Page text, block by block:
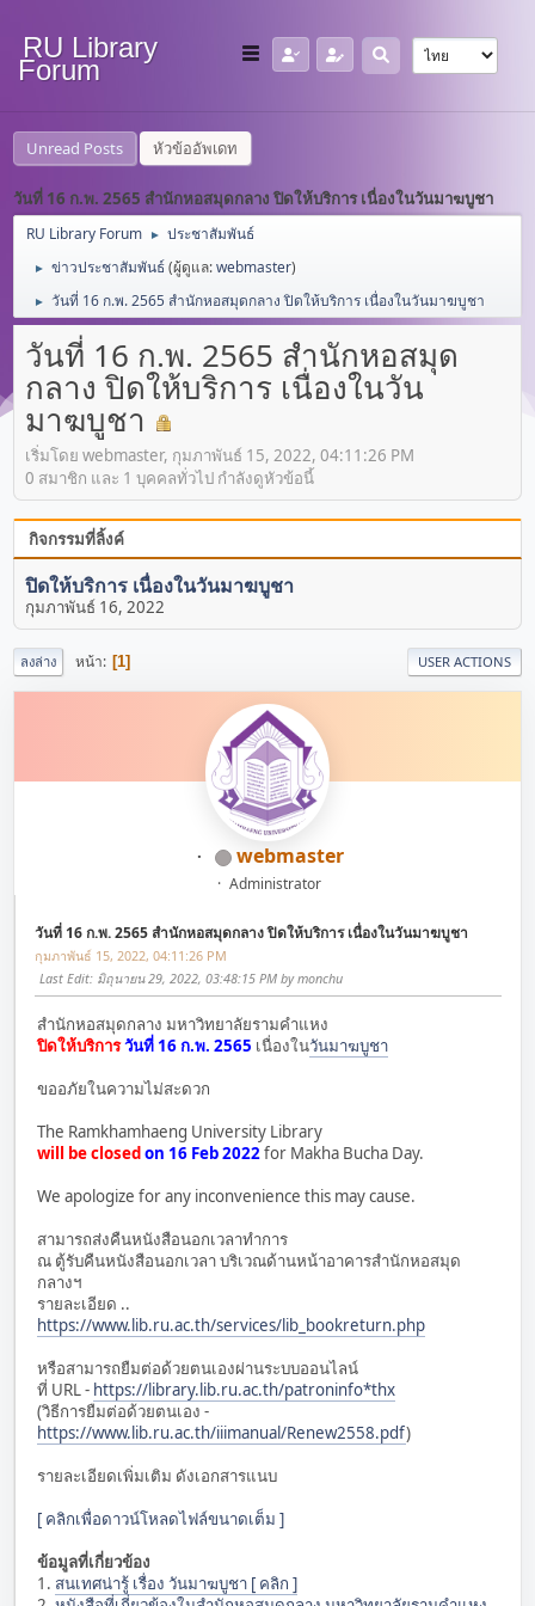
RU Library
Forum
Unread Posts หัวข้ออัพเดท
วันที่ 16 ก.พ. 2565 สำนักหอสมุดกลาง ปิดให้บริการ เนื่องในวันมาฆบูชา
RU Library Forum ► ประชาสัมพันธ์
► ข่าวประชาสัมพันธ์(ผู้ดูแล:webmaster)
► วันที่ 16 ก.พ. 2565 สำนักหอสมุดกลาง ปิดให้บริการ เนื่องในวันมาฆบูชา
วันที่ 16 ก.พ. 2565 สำนักหอสมุด
กลาง ปิดให้บริการ เนื่องในวัน
มาฆบูชา
เริ่มโดย webmaster, กุมภาพันธ์ 15, 2022, 04:11:26 PM
0 สมาชิก และ 1 บุคคลทั่วไป กำลังดูหัวข้อนี้
กิจกรรมที่ลิ้งค์
ปิดให้บริการ เนื่องในวันมาฆบูชา
กุมภาพันธ์ 16, 2022
ลงล่าง หน้า 1 USER ACTIONS
webmaster
Administrator
วันที่ 16 ก.พ. 2565 สำนักหอสมุดกลาง ปิดให้บริการ เนื่องในวันมาฆบูชา
กุมภาพันธ์ 15, 2022, 04:11:26 PM
Last Edit: มิถุนายน 29, 2022, 03:48:15 PM by monchu
สำนักหอสมุดกลาง มหาวิทยาลัยรามคำแหง
ปิดให้บริการวันที่ 16 ก.พ. 2565 เนื่องในวันมาฆบูชา
ขออภัยในความไม่สะดวก
The Ramkhamhaeng University Library
will be closedon 16 Feb 2022for Makha Bucha Day.
We apologize for any inconvenience this may cause.
สามารถส่งคืนหนังสือนอกเวลาทำการ
ณ ตู้รับคืนหนังสือนอกเวลา บริเวณด้านหน้าอาคารสำนักหอสมุด
กลางฯ
รายละเอียด ..
https://www.lib.ru.ac.th/services/lib_bookreturn.php
หรือสามารถยืมต่อด้วยตนเองผ่านระบบออนไลน์
ที่ URL - https://library.lib.ru.ac.th/patroninfo*thx
(วิธีการยืมต่อด้วยตนเอง -
https://www.lib.ru.ac.th/iiimanual/Renew2558.pdf)
รายละเอียดเพิ่มเติม ดังเอกสารแนบ
[ คลิกเพื่อดาวน์โหลดไฟล์ขนาดเต็ม ]
ข้อมูลที่เกี่ยวข้อง
1. สนเทศน่ารู้ เรื่อง วันมาฆบูชา [ คลิก ]